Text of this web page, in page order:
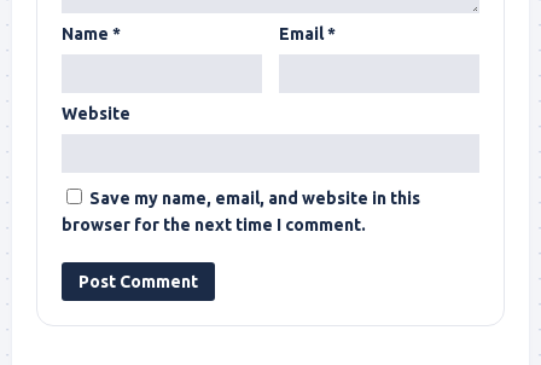
Name * Email*
Website
Save my name, email, and website in this
browser for the next time I comment.